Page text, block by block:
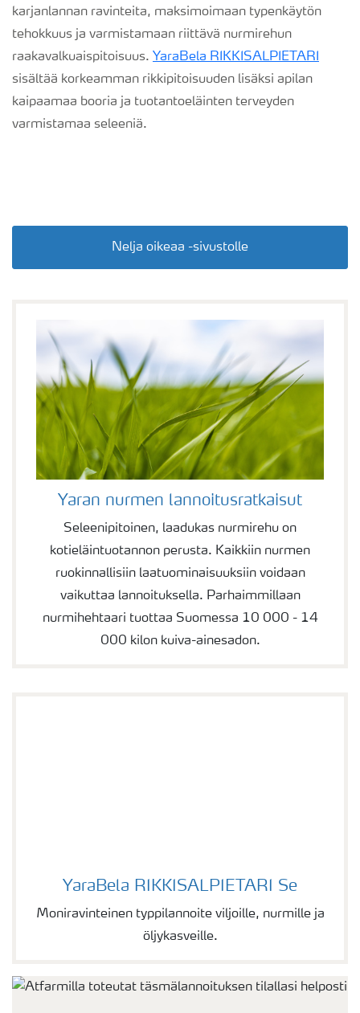
karjanlannan ravinteita, maksimoimaan typenkäytön
tehokkuus ja varmistamaan riittävä nurmirehun
raakavalkuaispitoisuus. YaraBela RIKKISALPIETARI
sisältää korkeamman rikkipitoisuuden lisäksi apilan
kaipaamaa booria ja tuotantoeläinten terveyden
varmistamaa seleeniä.
Nelja oikeaa -sivustolle
Yaran nurmen lannoitusratkaisut
Seleenipitoinen, laadukas nurmirehu on
kotieläintuotannon perusta. Kaikkiin nurmen
ruokinnallisiin laatuominaisuuksiin voidaan
vaikuttaa lannoituksella. Parhaimmillaan
nurmihehtaari tuottaa Suomessa 10 000 - 14
000 kilon kuiva-ainesadon.
YaraBela RIKKISALPIETARI Se
Moniravinteinen typpilannoite viljoille, nurmille ja
öljykasveille.